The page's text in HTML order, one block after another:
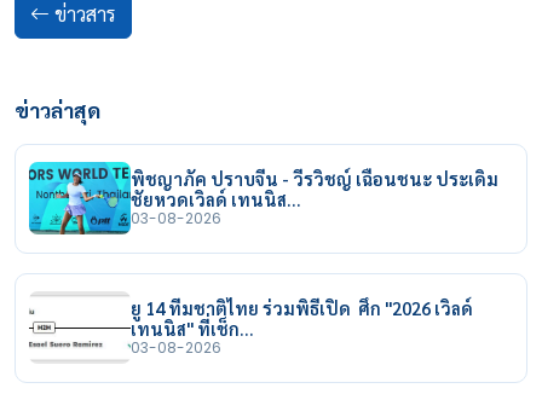
ข่าวสาร
ข่าวล่าสุด
พิชญาภัค ปราบจีน - วีรวิชญ์ เฉือนชนะ ประเดิม
ชัยหวดเวิลด์ เทนนิส…
03-08-2026
ยู 14 ทีมชาติไทย ร่วมพิธีเปิด ศึก "2026 เวิลด์
เทนนิส" ที่เช็ก…
03-08-2026